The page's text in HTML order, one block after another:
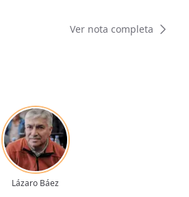
Ver nota completa
Lázaro Báez